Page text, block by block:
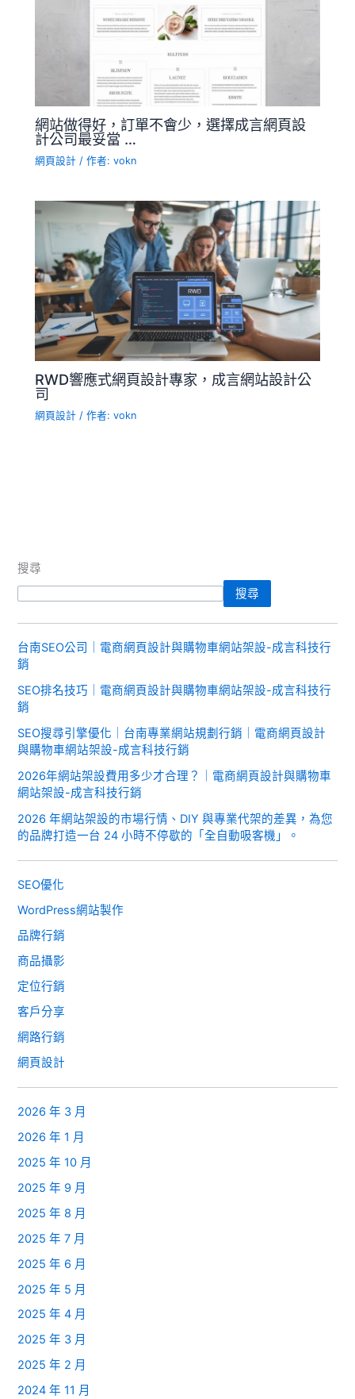
網站做得好，訂單不會少，選擇成言網頁設
計公司最妥當 …
網頁設計 / 作者:vokn
RWD響應式網頁設計專家，成言網站設計公
司
網頁設計 / 作者:vokn
搜尋
搜尋
台南SEO公司｜電商網頁設計與購物車網站架設-成言科技行
銷
SEO排名技巧｜電商網頁設計與購物車網站架設-成言科技行
銷
SEO搜尋引擎優化｜台南專業網站規劃行銷｜電商網頁設計
與購物車網站架設-成言科技行銷
2026年網站架設費用多少才合理？｜電商網頁設計與購物車
網站架設-成言科技行銷
2026 年網站架設的市場行情、DIY 與專業代架的差異，為您
的品牌打造一台 24 小時不停歇的「全自動吸客機」。
SEO優化
WordPress網站製作
品牌行銷
商品攝影
定位行銷
客戶分享
網路行銷
網頁設計
2026 年 3 月
2026 年 1 月
2025 年 10 月
2025 年 9 月
2025 年 8 月
2025 年 7 月
2025 年 6 月
2025 年 5 月
2025 年 4 月
2025 年 3 月
2025 年 2 月
2024 年 11 月